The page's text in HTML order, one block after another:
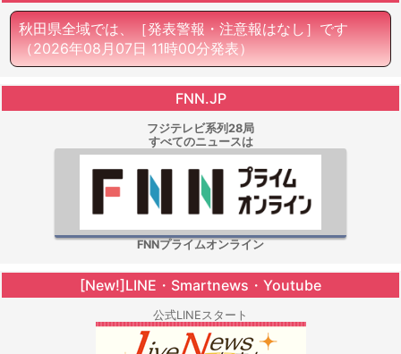
秋田県全域では、［発表警報・注意報はなし］です
（2026年08月07日 11時00分発表）
FNN.JP
フジテレビ系列28局
すべてのニュースは
FNNプライムオンライン
[New!]LINE・Smartnews・Youtube
公式LINEスタート